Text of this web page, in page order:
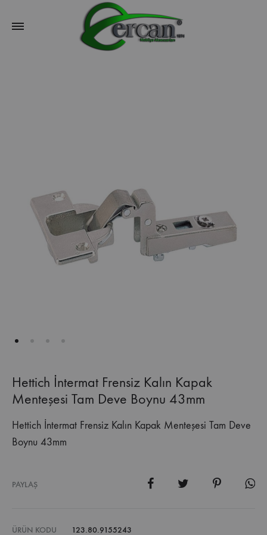
Hettich İntermat Frensiz Kalın Kapak
Menteşesi Tam Deve Boynu 43mm
Hettich İntermat Frensiz Kalın Kapak Menteşesi Tam Deve
Boynu 43mm
PAYLAŞ
ÜRÜN KODU
123.80.9155243